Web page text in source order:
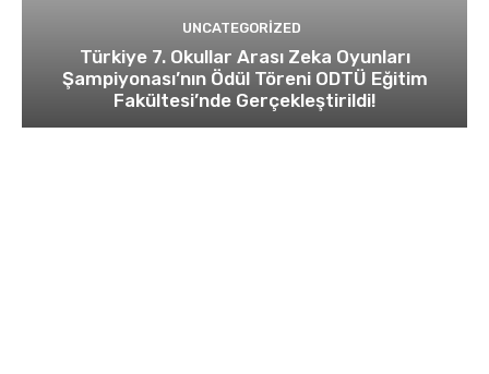
UNCATEGORIZED
Türkiye 7. Okullar Arası Zeka Oyunları
Şampiyonası’nın Ödül Töreni ODTÜ Eğitim
Fakültesi’nde Gerçekleştirildi!